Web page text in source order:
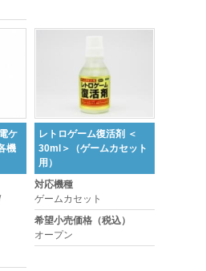
ケ
機
レトロゲーム復活剤 ＜
30ml＞（ゲームカセット
用）
対応機種
ゲームカセット
希望小売価格（税込）
オープン